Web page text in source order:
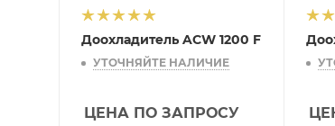
Доохладитель ACW 1200 F
УТОЧНЯЙТЕ НАЛИЧИЕ
ЦЕНА ПО ЗАПРОСУ